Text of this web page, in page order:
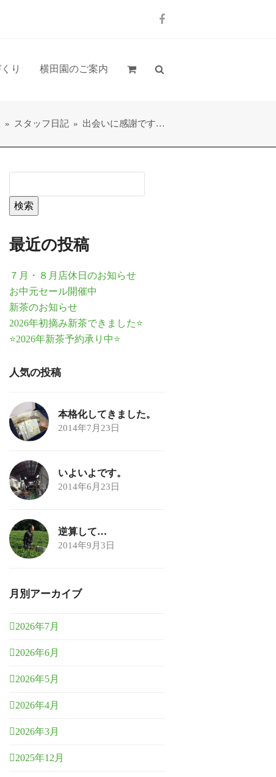
Facebook
り 横田園のご案内
» スタッフ日記 » 出会いに感謝です…
検索
最近の投稿
７月・８月店休日のお知らせ
お中元セール開催中
新茶のお知らせ
2026年初摘み新茶できました⭐
⭐2026年新茶予約承り中⭐
人気の投稿
本格化してきました。
2014年7月23日
いよいよです。
2014年6月23日
逆算して…
2014年9月3日
月別アーカイブ
2026年7月
2026年6月
2026年5月
2026年4月
2026年3月
2025年12月